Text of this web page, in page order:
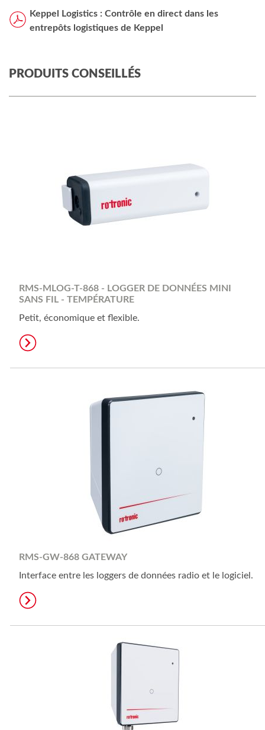
Keppel Logistics : Contrôle en direct dans les
entrepôts logistiques de Keppel
PRODUITS CONSEILLÉS
RMS-MLOG-T-868 - LOGGER DE DONNÉES MINI
SANS FIL - TEMPÉRATURE
Petit, économique et flexible.
RMS-GW-868 GATEWAY
Interface entre les loggers de données radio et le logiciel.